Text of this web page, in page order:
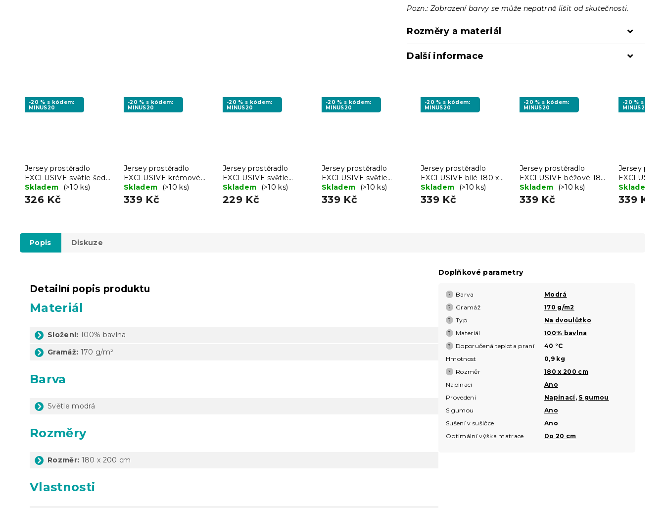
Pozn.: Zobrazení barvy se může nepatrně lišit od skutečnosti.
Rozměry a materiál
Další informace
-20 % s kódem:
MINUS20
Jersey prostěradlo
EXCLUSIVE světle šedé
180 x 200 cm
Skladem (>10 ks)
326 Kč
-20 % s kódem:
MINUS20
Jersey prostěradlo
EXCLUSIVE krémové
180 x 200 cm
Skladem (>10 ks)
339 Kč
-20 % s kódem:
MINUS20
Jersey prostěradlo
EXCLUSIVE světle
modré 90 x 200 cm
Skladem (>10 ks)
229 Kč
-20 % s kódem:
MINUS20
Jersey prostěradlo
EXCLUSIVE světle
hnědé 180x200 cm,
100% bavlna
Skladem (>10 ks)
339 Kč
-20 % s kódem:
MINUS20
Jersey prostěradlo
EXCLUSIVE bílé 180 x
200 cm
Skladem (>10 ks)
339 Kč
-20 % s kódem:
MINUS20
Jersey prostěradlo
EXCLUSIVE béžové 180
x 200 cm
Skladem (>10 ks)
339 Kč
-20 % s
MINUS20
Jersey
180 x 200
Skladem
339 Kč
Popis Diskuze
Detailní popis produktu
Materiál
Složení: 100% bavlna
Gramáž: 170 g/m²
Barva
Světle modrá
Rozměry
Rozměr: 180 x 200 cm
Vlastnosti
Doplňkové parametry
? Barva Modrá
? Gramáž 170 g/m2
? Typ Na dvoulůžko
? Materiál 100% bavlna
? Doporučená teplota praní
40 °C
Hmotnost
0,9 kg
? Rozměr
180 x 200 cm
Napínací
Ano
Provedení
Napínací, S gumou
S gumou
Ano
Sušení v sušičce
Ano
Optimální výška matrace
Do 20 cm